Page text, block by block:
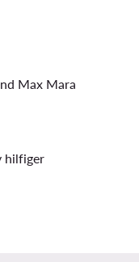
Max Mara
hilfiger